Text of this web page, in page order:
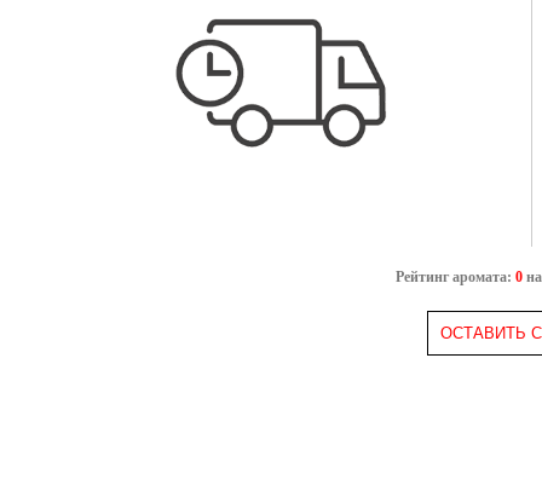
туалетная вода тестер 60 мл. инфо
Рейтинг аромата: 0на
ОСТАВИТЬ